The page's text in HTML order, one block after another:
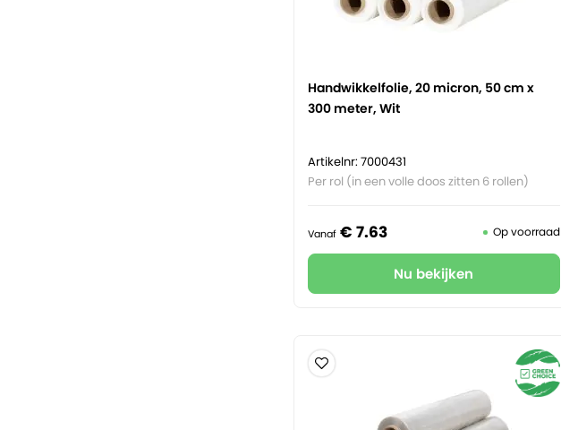
Handwikkelfolie, 20 micron, 50 cm x
300 meter, Wit
Artikelnr: 7000431
Per rol (in een volle doos zitten 6 rollen)
Vanaf € 7.63 Op voorraad
Nu bekijken